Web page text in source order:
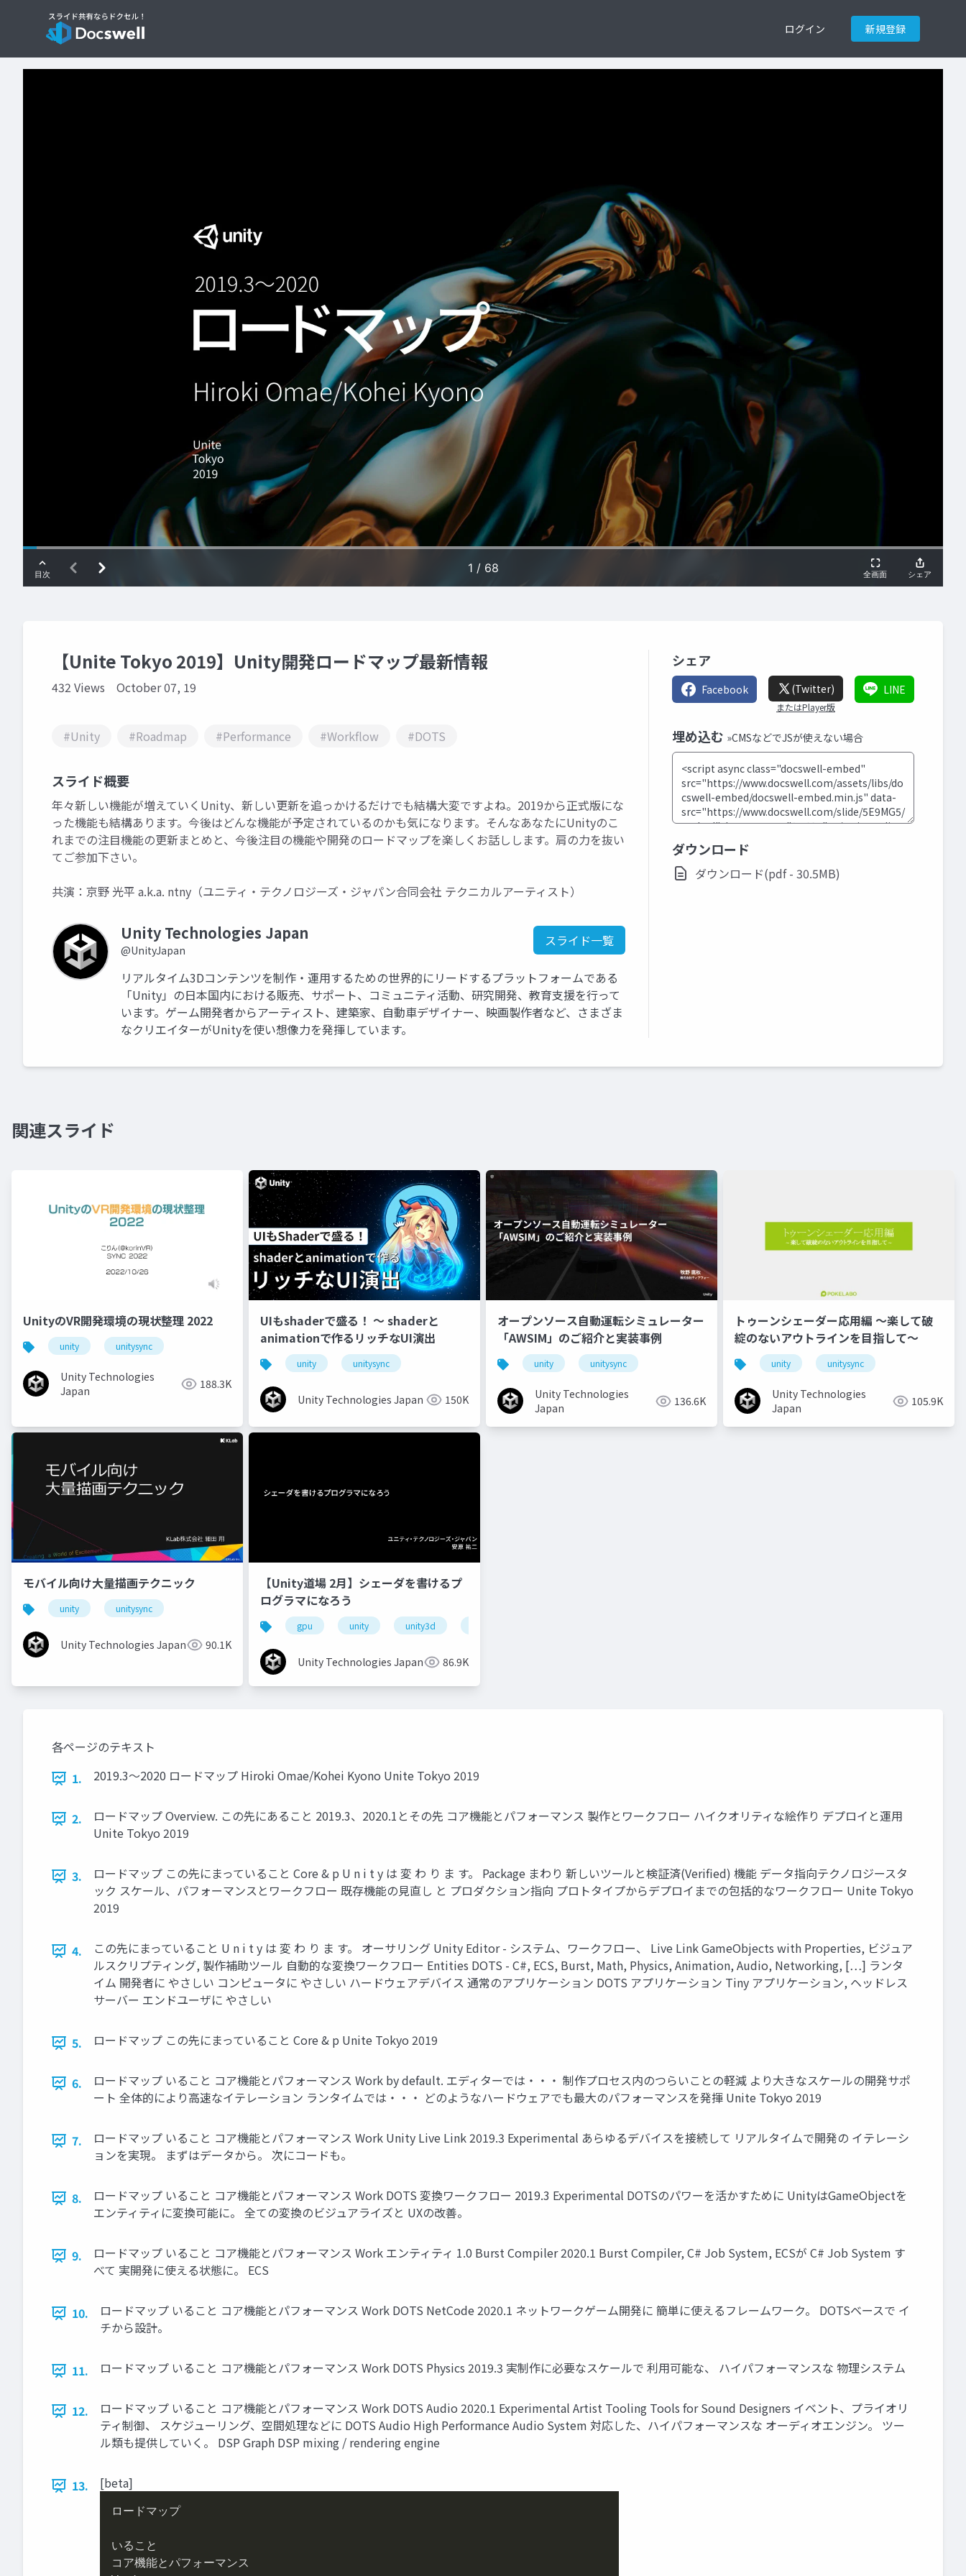
ログイン 新規登録
【Unite Tokyo 2019】Unity開発ロードマップ最新情報
432 Views October 07, 19
#Unity #Roadmap #Performance #Workflow #DOTS
スライド概要
年々新しい機能が増えていくUnity、新しい更新を追っかけるだけでも結構大変ですよね。2019から正式版にな
った機能も結構あります。今後はどんな機能が予定されているのかも気になります。そんなあなたにUnityのこ
れまでの注目機能の更新まとめと、今後注目の機能や開発のロードマップを楽しくお話しします。肩の力を抜い
てご参加下さい。
共演：京野 光平 a.k.a. ntny（ユニティ・テクノロジーズ・ジャパン合同会社 テクニカルアーティスト）
Unity Technologies Japan
@UnityJapan
スライド一覧
リアルタイム3Dコンテンツを制作・運用するための世界的にリードするプラットフォームである
「Unity」の日本国内における販売、サポート、コミュニティ活動、研究開発、教育支援を行って
います。ゲーム開発者からアーティスト、建築家、自動車デザイナー、映画製作者など、さまざま
なクリエイターがUnityを使い想像力を発揮しています。
シェア
Facebook (Twitter)
またはPlayer版
LINE
埋め込む »CMSなどでJSが使えない場合
ダウンロード
ダウンロード(pdf - 30.5MB)
関連スライド
UnityのVR開発環境の現状整理 2022
unity unitysync
Unity Technologies
Japan
188.3K
UIもshaderで盛る！ 〜 shaderと
animationで作るリッチなUI演出
unity unitysync
Unity Technologies Japan 150K
オープンソース自動運転シミュレーター
「AWSIM」のご紹介と実装事例
unity unitysync
Unity Technologies
Japan
136.6K
トゥーンシェーダー応用編 ～楽して破
綻のないアウトラインを目指して～
unity unitysync
Unity Technologies
Japan
105.9K
モバイル向け大量描画テクニック
unity unitysync
Unity Technologies Japan 90.1K
【Unity道場 2月】シェーダを書けるプ
ログラマになろう
gpu unity unity3d
Unity Technologies Japan 86.9K
各ページのテキスト
1.
2019.3〜2020 ロードマップ Hiroki Omae/Kohei Kyono Unite Tokyo 2019
2.
ロードマップ Overview. この先にあること 2019.3、2020.1とその先 コア機能とパフォーマンス 製作とワークフロー ハイクオリティな絵作り デプロイと運用
Unite Tokyo 2019
3.
ロードマップ この先にまっていること Core & p U n i t y は 変 わ り ま す。 Package まわり 新しいツールと検証済(Verified) 機能 データ指向テクノロジースタ
ック スケール、パフォーマンスとワークフロー 既存機能の見直し と プロダクション指向 プロトタイプからデプロイまでの包括的なワークフロー Unite Tokyo
2019
4.
この先にまっていること U n i t y は 変 わ り ま す。 オーサリング Unity Editor - システム、ワークフロー、 Live Link GameObjects with Properties, ビジュア
ルスクリプティング, 製作補助ツール 自動的な変換ワークフロー Entities DOTS - C#, ECS, Burst, Math, Physics, Animation, Audio, Networking, […] ランタ
イム 開発者に やさしい コンピュータに やさしい ハードウェアデバイス 通常のアプリケーション DOTS アプリケーション Tiny アプリケーション, ヘッドレス
サーバー エンドユーザに やさしい
5. ロードマップ この先にまっていること Core & p Unite Tokyo 2019
6.
ロードマップ いること コア機能とパフォーマンス Work by default. エディターでは・・・ 制作プロセス内のつらいことの軽減 より大きなスケールの開発サポ
ート 全体的により高速なイテレーション ランタイムでは・・・ どのようなハードウェアでも最大のパフォーマンスを発揮 Unite Tokyo 2019
7.
ロードマップ いること コア機能とパフォーマンス Work Unity Live Link 2019.3 Experimental あらゆるデバイスを接続して リアルタイムで開発の イテレーシ
ョンを実現。 まずはデータから。 次にコードも。
8.
ロードマップ いること コア機能とパフォーマンス Work DOTS 変換ワークフロー 2019.3 Experimental DOTSのパワーを活かすために UnityはGameObjectを
エンティティに変換可能に。 全ての変換のビジュアライズと UXの改善。
9.
ロードマップ いること コア機能とパフォーマンス Work エンティティ 1.0 Burst Compiler 2020.1 Burst Compiler, C# Job System, ECSが C# Job System す
べて 実開発に使える状態に。 ECS
10.
ロードマップ いること コア機能とパフォーマンス Work DOTS NetCode 2020.1 ネットワークゲーム開発に 簡単に使えるフレームワーク。 DOTSベースで イ
チから設計。
11. ロードマップ いること コア機能とパフォーマンス Work DOTS Physics 2019.3 実制作に必要なスケールで 利用可能な、 ハイパフォーマンスな 物理システム
12.
ロードマップ いること コア機能とパフォーマンス Work DOTS Audio 2020.1 Experimental Artist Tooling Tools for Sound Designers イベント、プライオリ
ティ制御、 スケジューリング、空間処理などに DOTS Audio High Performance Audio System 対応した、ハイパフォーマンスな オーディオエンジン。 ツー
ル類も提供していく。 DSP Graph DSP mixing / rendering engine
13. [beta]
ロードマップ
いること
コア機能とパフォーマンス